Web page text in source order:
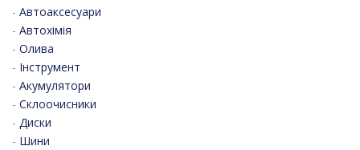
- Автоаксесуари
- Автохімія
- Олива
- Інструмент
- Акумулятори
- Склоочисники
- Диски
- Шини